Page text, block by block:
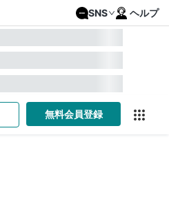
SNS ヘルプ
無料会員登録